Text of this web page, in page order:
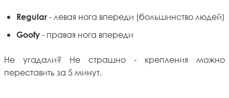
Regular - левая нога впереди (большинство людей)
Goofy - правая нога впереди
Не угадали? Не страшно - крепления можно
переставить за 5 минут.